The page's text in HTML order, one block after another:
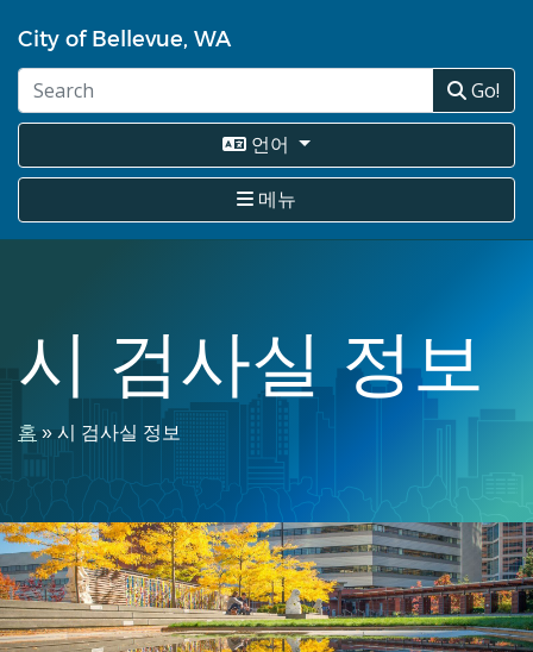
요
츠
건
뛰
City of Bellevue, WA
Go!
언어
메뉴
시 검사실 정보
이
동
경
로
홈 시 검사실 정보